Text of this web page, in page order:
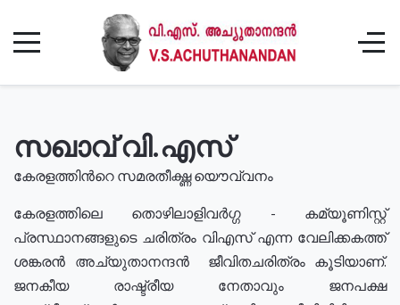
സഖാവ് വി.എസ്
കേരളത്തിൻറെ സമരതീക്ഷ്ണ യൌവ്വനം
കേരളത്തിലെ തൊഴിലാളിവർഗ്ഗ - കമ്യൂണിസ്റ്റ്
പ്രസ്ഥാനങ്ങളുടെ ചരിത്രം വിഎസ് എന്ന വേലിക്കകത്ത്
ശങ്കരൻ അച്യുതാനന്ദൻ ജീവിതചരിത്രം കൂടിയാണ്.
ജനകീയ രാഷ്ട്രീയ നേതാവും ജനപക്ഷ